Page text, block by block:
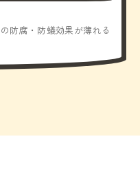
防腐・防蟻効果が薄れる